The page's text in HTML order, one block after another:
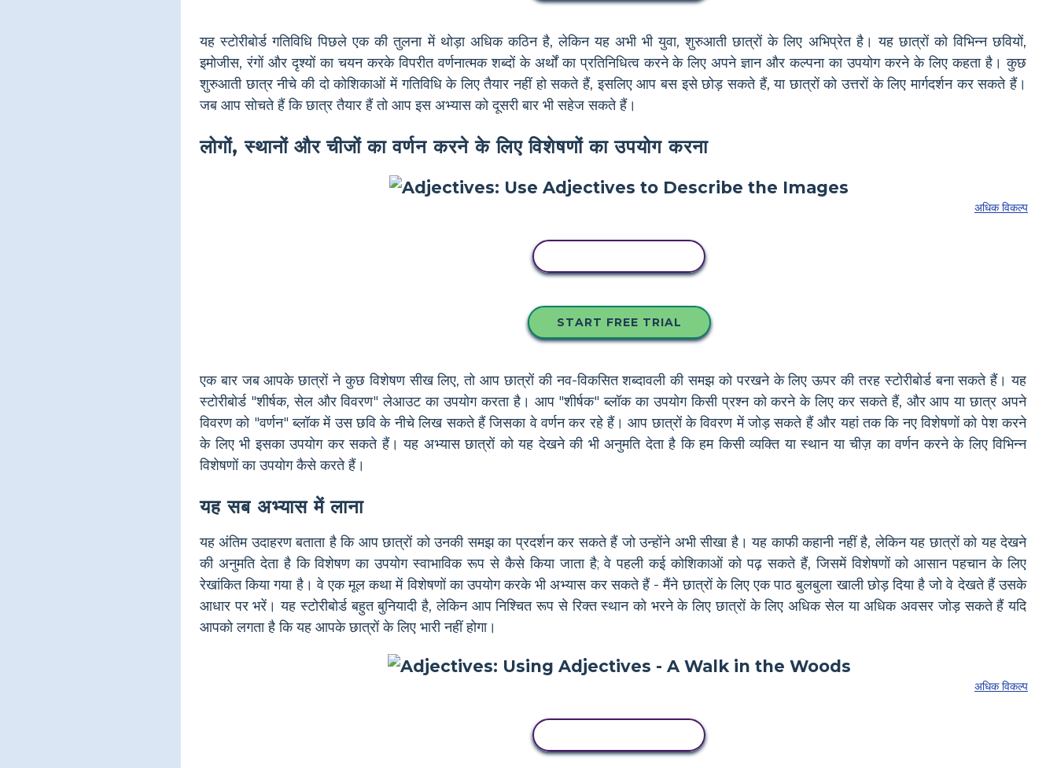
यह स्टोरीबोर्ड गतिविधि पिछले एक की तुलना में थोड़ा अधिक कठिन है, लेकिन यह अभी भी युवा, शुरुआती छात्रों के लिए अभिप्रेत है। यह छात्रों को विभिन्न छवियों,
इमोजीस, रंगों और दृश्यों का चयन करके विपरीत वर्णनात्मक शब्दों के अर्थों का प्रतिनिधित्व करने के लिए अपने ज्ञान और कल्पना का उपयोग करने के लिए कहता है। कुछ
शुरुआती छात्र नीचे की दो कोशिकाओं में गतिविधि के लिए तैयार नहीं हो सकते हैं, इसलिए आप बस इसे छोड़ सकते हैं, या छात्रों को उत्तरों के लिए मार्गदर्शन कर सकते हैं।
जब आप सोचते हैं कि छात्र तैयार हैं तो आप इस अभ्यास को दूसरी बार भी सहेज सकते हैं।
लोगों, स्थानों और चीजों का वर्णन करने के लिए विशेषणों का उपयोग करना
अधिक विकल्प
START FREE TRIAL
एक बार जब आपके छात्रों ने कुछ विशेषण सीख लिए, तो आप छात्रों की नव-विकसित शब्दावली की समझ को परखने के लिए ऊपर की तरह स्टोरीबोर्ड बना सकते हैं। यह
स्टोरीबोर्ड "शीर्षक, सेल और विवरण" लेआउट का उपयोग करता है। आप "शीर्षक" ब्लॉक का उपयोग किसी प्रश्न को करने के लिए कर सकते हैं, और आप या छात्र अपने
विवरण को "वर्णन" ब्लॉक में उस छवि के नीचे लिख सकते हैं जिसका वे वर्णन कर रहे हैं। आप छात्रों के विवरण में जोड़ सकते हैं और यहां तक कि नए विशेषणों को पेश करने
के लिए भी इसका उपयोग कर सकते हैं। यह अभ्यास छात्रों को यह देखने की भी अनुमति देता है कि हम किसी व्यक्ति या स्थान या चीज़ का वर्णन करने के लिए विभिन्न
विशेषणों का उपयोग कैसे करते हैं।
यह सब अभ्यास में लाना
यह अंतिम उदाहरण बताता है कि आप छात्रों को उनकी समझ का प्रदर्शन कर सकते हैं जो उन्होंने अभी सीखा है। यह काफी कहानी नहीं है, लेकिन यह छात्रों को यह देखने
की अनुमति देता है कि विशेषण का उपयोग स्वाभाविक रूप से कैसे किया जाता है; वे पहली कई कोशिकाओं को पढ़ सकते हैं, जिसमें विशेषणों को आसान पहचान के लिए
रेखांकित किया गया है। वे एक मूल कथा में विशेषणों का उपयोग करके भी अभ्यास कर सकते हैं - मैंने छात्रों के लिए एक पाठ बुलबुला खाली छोड़ दिया है जो वे देखते हैं उसके
आधार पर भरें। यह स्टोरीबोर्ड बहुत बुनियादी है, लेकिन आप निश्चित रूप से रिक्त स्थान को भरने के लिए छात्रों के लिए अधिक सेल या अधिक अवसर जोड़ सकते हैं यदि
आपको लगता है कि यह आपके छात्रों के लिए भारी नहीं होगा।
अधिक विकल्प